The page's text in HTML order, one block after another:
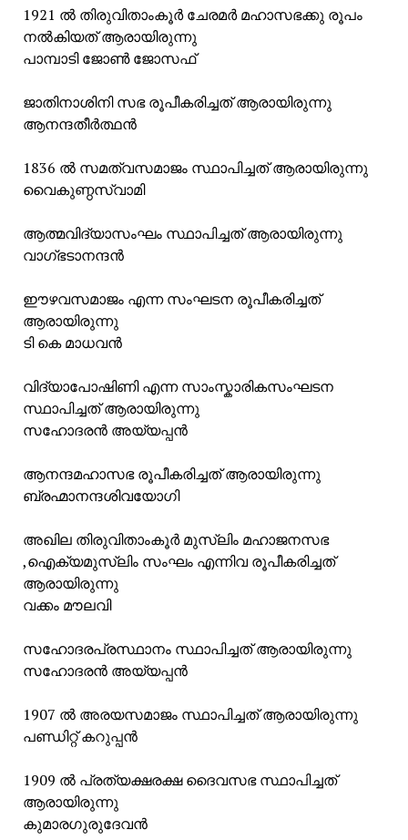
1921 ൽ തിരുവിതാംകൂർ ചേരമർ മഹാസഭക്കു രൂപം
നൽകിയത് ആരായിരുന്നു
പാമ്പാടി ജോൺ ജോസഫ്
ജാതിനാശിനി സഭ രൂപീകരിച്ചത് ആരായിരുന്നു
ആനന്ദതീർത്ഥൻ
1836 ൽ സമത്വസമാജം സ്ഥാപിച്ചത് ആരായിരുന്നു
വൈകുണ്ഠസ്വാമി
ആത്മവിദ്യാസംഘം സ്ഥാപിച്ചത് ആരായിരുന്നു
വാഗ്ഭടാനന്ദൻ
ഈഴവസമാജം എന്ന സംഘടന രൂപീകരിച്ചത്
ആരായിരുന്നു
ടി കെ മാധവൻ
വിദ്യാപോഷിണി എന്ന സാംസ്കാരികസംഘടന
സ്ഥാപിച്ചത് ആരായിരുന്നു
സഹോദരൻ അയ്യപ്പൻ
ആനന്ദമഹാസഭ രൂപീകരിച്ചത് ആരായിരുന്നു
ബ്രഹ്മാനന്ദശിവയോഗി
അഖില തിരുവിതാംകൂർ മുസ്ലിം മഹാജനസഭ
,ഐക്യമുസ്ലിം സംഘം എന്നിവ രൂപീകരിച്ചത്
ആരായിരുന്നു
വക്കം മൗലവി
സഹോദരപ്രസ്ഥാനം സ്ഥാപിച്ചത് ആരായിരുന്നു
സഹോദരൻ അയ്യപ്പൻ
1907 ൽ അരയസമാജം സ്ഥാപിച്ചത് ആരായിരുന്നു
പണ്ഡിറ്റ് കറുപ്പൻ
1909 ൽ പ്രത്യക്ഷരക്ഷ ദൈവസഭ സ്ഥാപിച്ചത്
ആരായിരുന്നു
കുമാരഗുരുദേവൻ